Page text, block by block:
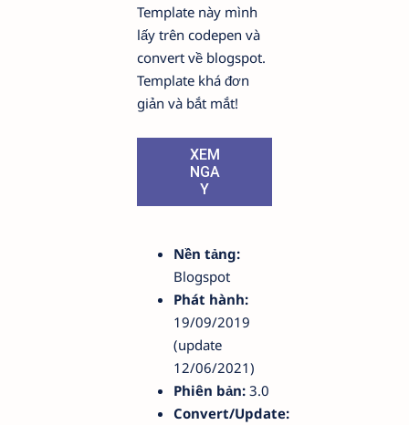
Template này mình
lấy trên codepen và
convert về blogspot.
Template khá đơn
giản và bắt mắt!
XEM
NGA
Y
Nền tảng:
Blogspot
Phát hành:
19/09/2019
(update
12/06/2021)
Phiên bản: 3.0
Convert/Update: